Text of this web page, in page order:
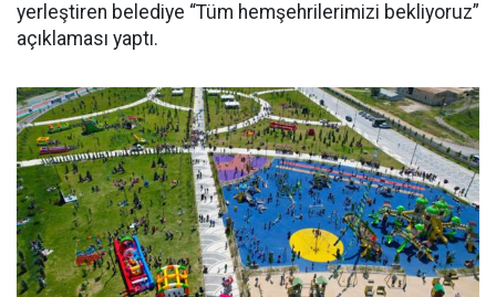
yerleştiren belediye “Tüm hemşehrilerimizi bekliyoruz”
açıklaması yaptı.